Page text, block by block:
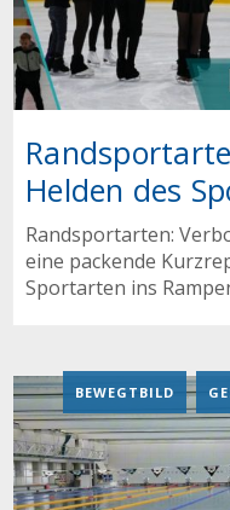
Helden des
Randsportarten:
eine packende
Sportarten ins
BEWEGTBILD ,